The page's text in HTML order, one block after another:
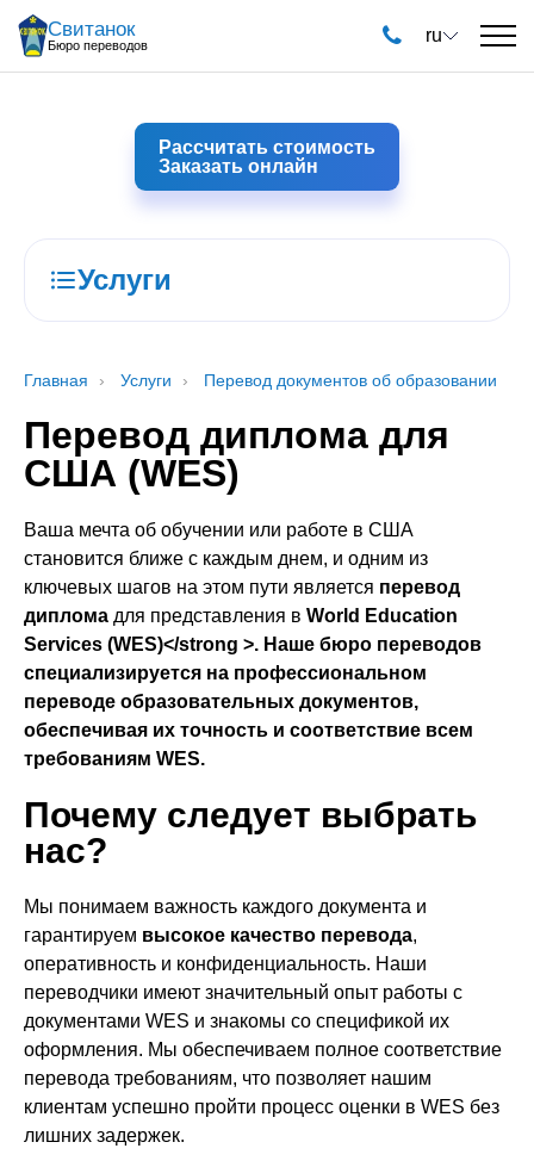
Свитанок
Бюро переводов ru
Рассчитать стоимость
Заказать онлайн
Услуги
Главная Услуги Перевод документов об образовании
Перевод диплома для
США (WES)
Ваша мечта об обучении или работе в США
становится ближе с каждым днем, и одним из
ключевых шагов на этом пути является перевод
диплома для представления в World Education
Services (WES)</strong >. Наше бюро переводов
специализируется на профессиональном
переводе образовательных документов,
обеспечивая их точность и соответствие всем
требованиям WES.
Почему следует выбрать
нас?
Мы понимаем важность каждого документа и
гарантируем высокое качество перевода,
оперативность и конфиденциальность. Наши
переводчики имеют значительный опыт работы с
документами WES и знакомы со спецификой их
оформления. Мы обеспечиваем полное соответствие
перевода требованиям, что позволяет нашим
клиентам успешно пройти процесс оценки в WES без
лишних задержек.